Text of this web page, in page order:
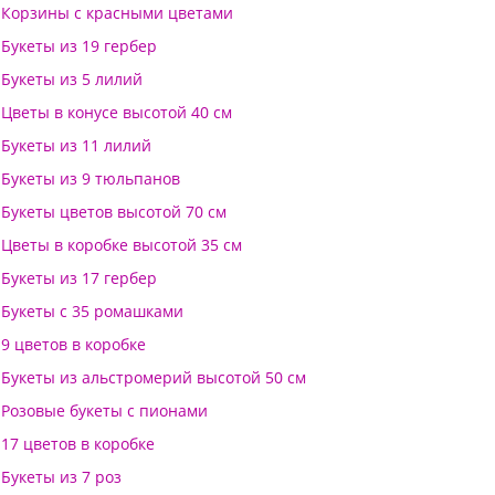
Корзины с красными цветами
Букеты из 19 гербер
Букеты из 5 лилий
Цветы в конусе высотой 40 см
Букеты из 11 лилий
Букеты из 9 тюльпанов
Букеты цветов высотой 70 см
Цветы в коробке высотой 35 см
Букеты из 17 гербер
Букеты с 35 ромашками
9 цветов в коробке
Букеты из альстромерий высотой 50 см
Розовые букеты с пионами
17 цветов в коробке
Букеты из 7 роз